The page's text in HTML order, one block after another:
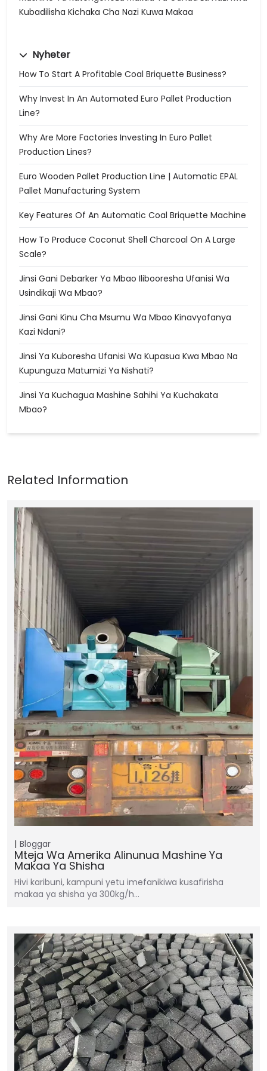
Kubadilisha Kichaka Cha Nazi Kuwa Makaa
Nyheter
How To Start A Profitable Coal Briquette Business?
Why Invest In An Automated Euro Pallet Production
Line?
Why Are More Factories Investing In Euro Pallet
Production Lines?
Euro Wooden Pallet Production Line | Automatic EPAL
Pallet Manufacturing System
Key Features Of An Automatic Coal Briquette Machine
How To Produce Coconut Shell Charcoal On A Large
Scale?
Jinsi Gani Debarker Ya Mbao Ilibooresha Ufanisi Wa
Usindikaji Wa Mbao?
Jinsi Gani Kinu Cha Msumu Wa Mbao Kinavyofanya
Kazi Ndani?
Jinsi Ya Kuboresha Ufanisi Wa Kupasua Kwa Mbao Na
Kupunguza Matumizi Ya Nishati?
Jinsi Ya Kuchagua Mashine Sahihi Ya Kuchakata
Mbao?
Bloggar
Mteja Wa Amerika Alinunua Mashine Ya
Makaa Ya Shisha
Hivi karibuni, kampuni yetu imefanikiwa kusafirisha
makaa ya shisha ya 300kg/h...